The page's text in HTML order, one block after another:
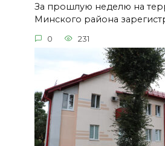
За прошлую неделю на
Минского района
0 231